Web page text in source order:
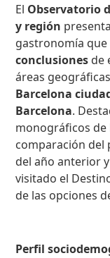
El Observatorio
y región
gastronomía que
conclusiones de
áreas
Barcelona
Barcelona.
monográficos de
comparación del
del año anterior
visitado el
de las opciones
Perfil